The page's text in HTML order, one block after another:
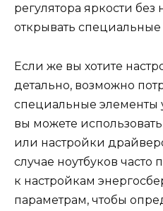
регулятора яркости без
открывать специальные
Если же вы хотите
детально, возможно
специальные элементы
вы можете
или настройки
случае ноутбуков часто
к настройкам
параметрам, чтобы